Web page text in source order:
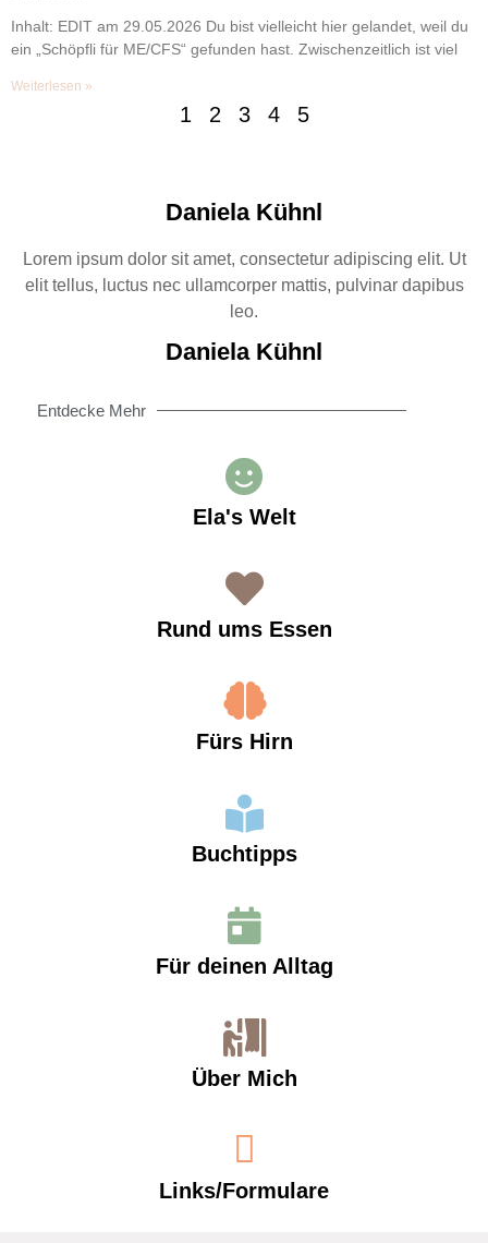
Inhalt: EDIT am 29.05.2026 Du bist vielleicht hier gelandet, weil du
ein „Schöpfli für ME/CFS“ gefunden hast. Zwischenzeitlich ist viel
Weiterlesen »
1 2 3 4 5
Daniela Kühnl
Lorem ipsum dolor sit amet, consectetur adipiscing elit. Ut
elit tellus, luctus nec ullamcorper mattis, pulvinar dapibus
leo.
Daniela Kühnl
Entdecke Mehr
Ela's Welt
Rund ums Essen
Fürs Hirn
Buchtipps
Für deinen Alltag
Über Mich
Links/Formulare